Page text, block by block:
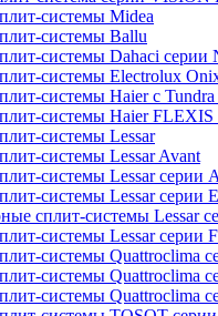
системы Midea
системы Ballu
системы Dahaci серии
системы Electrolux
системы Haier c
системы Haier
системы Lessar
системы Lessar Avant
системы Lessar серии
системы Lessar серии
сплит-системы Lessar
системы Lessar серии
системы Quattroclima
системы Quattroclima
системы Quattroclima